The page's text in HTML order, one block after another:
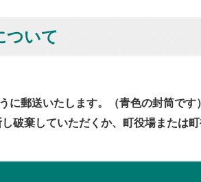
ついて
に郵送いたします。（青色の封筒です
し破棄していただくか、町役場または